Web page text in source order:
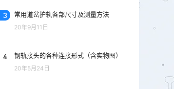
3 常用道岔护轨各部尺寸及测量方法
20年9月11日
4 钢轨接头的各种连接形式（含实物图）
20年5月24日